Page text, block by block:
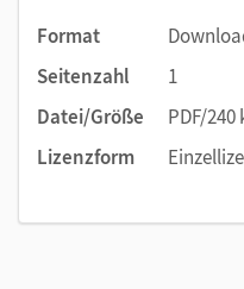
Format
Seitenzahl
1
Datei/Größe
PDF/240
Lizenzform